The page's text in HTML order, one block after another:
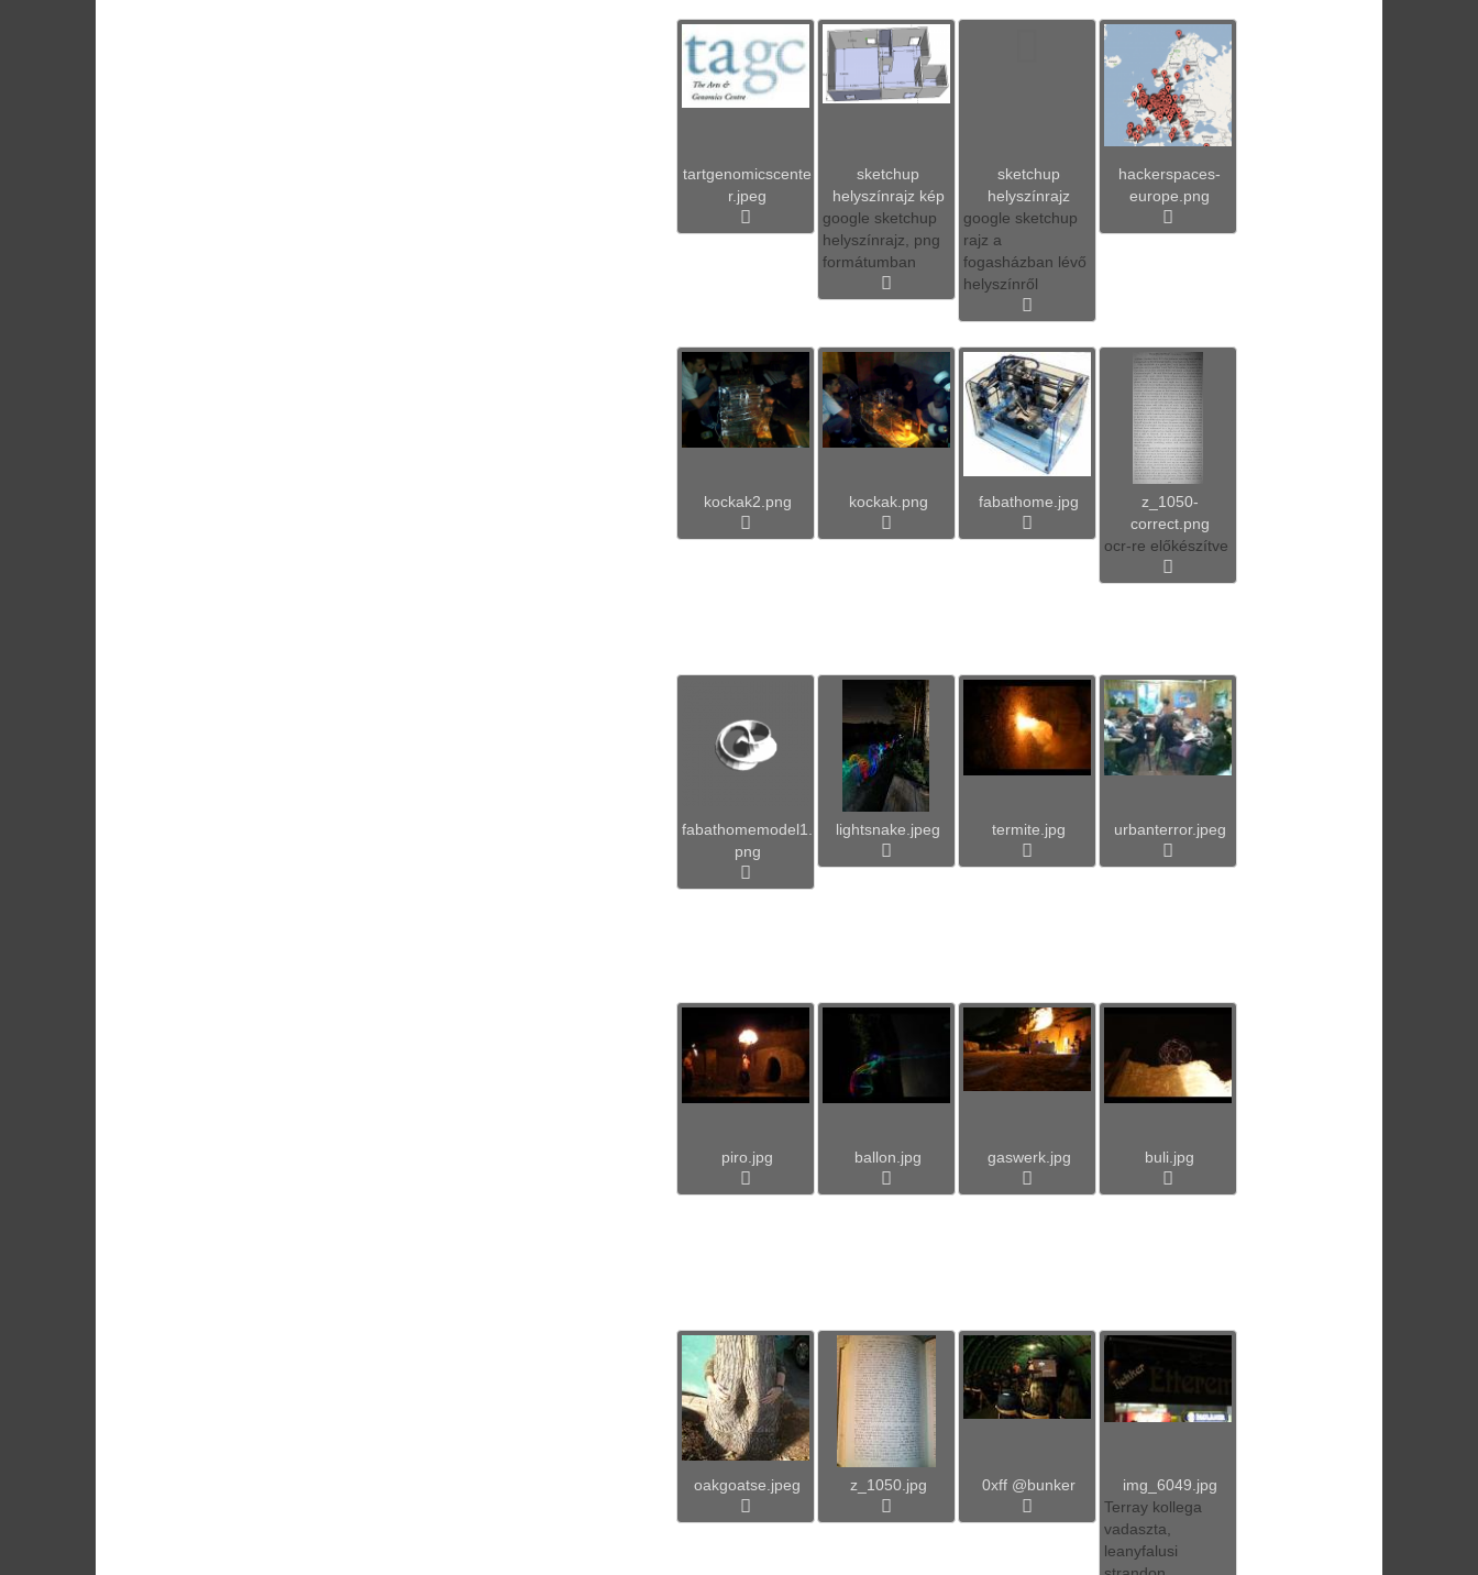
tartgenomicscente
r.jpeg
sketchup
helyszínrajz kép
google sketchup
helyszínrajz, png
formátumban
sketchup
helyszínrajz
google sketchup
rajz a
fogasházban lévő
helyszínről
hackerspaces-
europe.png
kockak2.png kockak.png fabathome.jpg
z_1050-
correct.png
ocr-re előkészítve
fabathomemodel1.
png
lightsnake.jpeg termite.jpg urbanterror.jpeg
piro.jpg ballon.jpg gaswerk.jpg buli.jpg
oakgoatse.jpeg z_1050.jpg 0xff @bunker
img_6049.jpg
Terray kollega
vadaszta,
leanyfalusi